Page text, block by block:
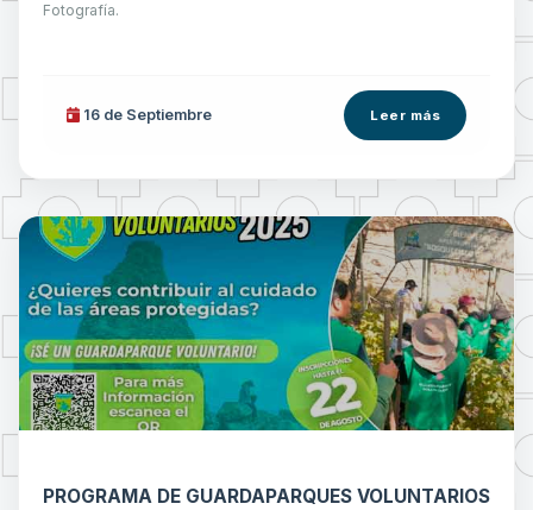
Fotografía.
16 de Septiembre Leer más
PROGRAMA DE GUARDAPARQUES VOLUNTARIOS